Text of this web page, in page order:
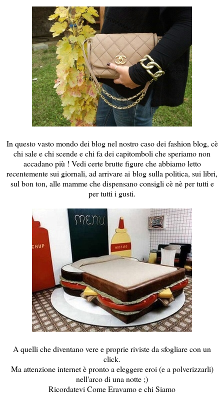
In questo vasto mondo dei blog nel nostro caso dei fashion blog, cè
chi sale e chi scende e chi fa dei capitomboli che speriamo non
accadano più ! Vedi certe brutte figure che abbiamo letto
recentemente sui giornali, ad arrivare ai blog sulla politica, sui libri,
sul bon ton, alle mamme che dispensano consigli cè nè per tutti e
per tutti i gusti.
A quelli che diventano vere e proprie riviste da sfogliare con un
click.
Ma attenzione internet è pronto a eleggere eroi (e a polverizzarli)
nell'arco di una notte ;)
Ricordatevi Come Eravamo e chi Siamo